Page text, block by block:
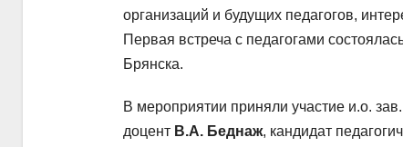
организаций и будущих педагогов,
Первая встреча с педагогами
Брянска.
В мероприятии приняли участие и.о.
доцент В.А. Беднаж, кандидат